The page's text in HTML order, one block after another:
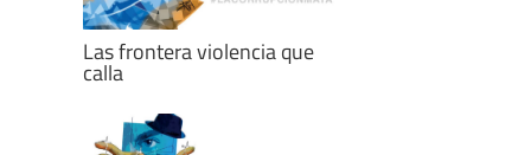
Las frontera violencia que
calla